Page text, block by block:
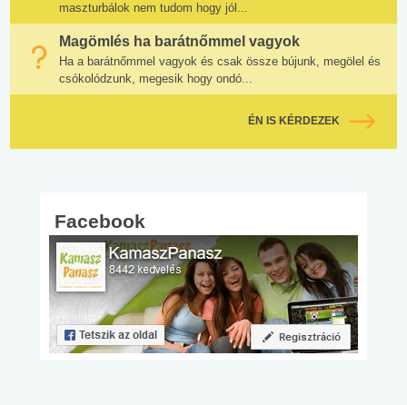
maszturbálok nem tudom hogy jól...
Magömlés ha barátnőmmel vagyok
Ha a barátnőmmel vagyok és csak össze bújunk, megölel és
csókolódzunk, megesik hogy ondó...
ÉN IS KÉRDEZEK
Facebook